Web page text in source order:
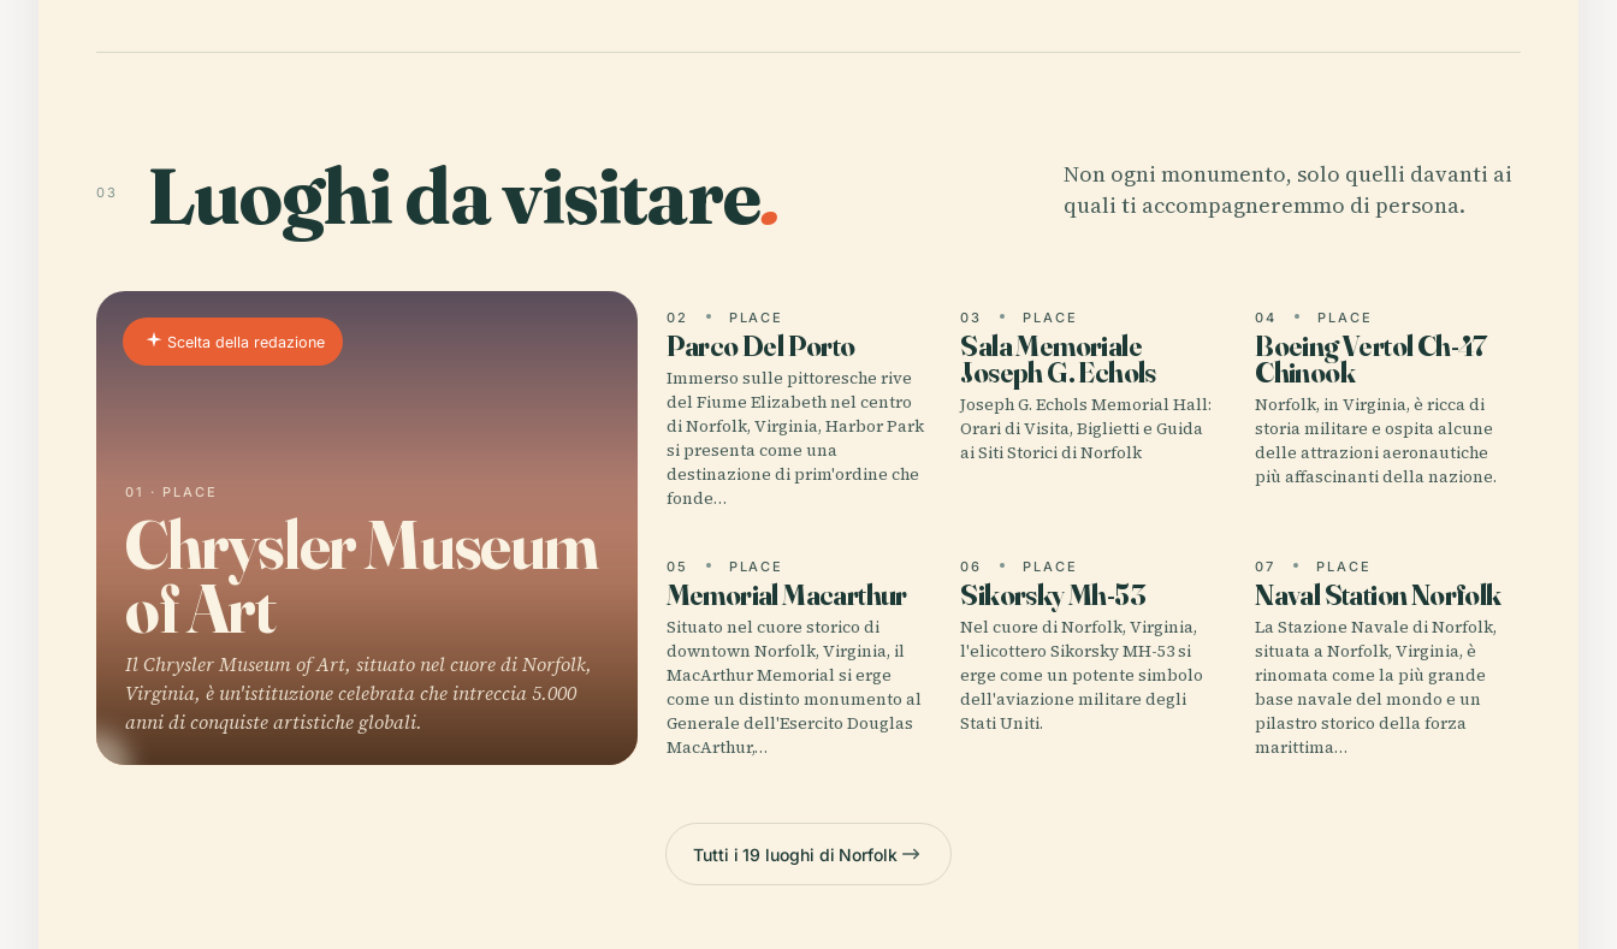
03 Luoghi da visitare.
Non ogni monumento, solo quelli davanti ai
quali ti accompagneremmo di persona.
Scelta della redazione
01 · PLACE
Chrysler Museum
of Art
Il Chrysler Museum of Art, situato nel cuore di Norfolk,
Virginia, è un'istituzione celebrata che intreccia 5.000
anni di conquiste artistiche globali.
02 PLACE
Parco Del Porto
Immerso sulle pittoresche rive
del Fiume Elizabeth nel centro
di Norfolk, Virginia, Harbor Park
si presenta come una
destinazione di prim'ordine che
fonde…
03 PLACE
Sala Memoriale
Joseph G. Echols
Joseph G. Echols Memorial Hall:
Orari di Visita, Biglietti e Guida
ai Siti Storici di Norfolk
04 PLACE
Boeing Vertol Ch-47
Chinook
Norfolk, in Virginia, è ricca di
storia militare e ospita alcune
delle attrazioni aeronautiche
più affascinanti della nazione.
05 PLACE
Memorial Macarthur
Situato nel cuore storico di
downtown Norfolk, Virginia, il
MacArthur Memorial si erge
come un distinto monumento al
Generale dell'Esercito Douglas
MacArthur,…
06 PLACE
Sikorsky Mh-53
Nel cuore di Norfolk, Virginia,
l'elicottero Sikorsky MH-53 si
erge come un potente simbolo
dell'aviazione militare degli
Stati Uniti.
07 PLACE
Naval Station Norfolk
La Stazione Navale di Norfolk,
situata a Norfolk, Virginia, è
rinomata come la più grande
base navale del mondo e un
pilastro storico della forza
marittima…
Tutti i 19 luoghi di Norfolk